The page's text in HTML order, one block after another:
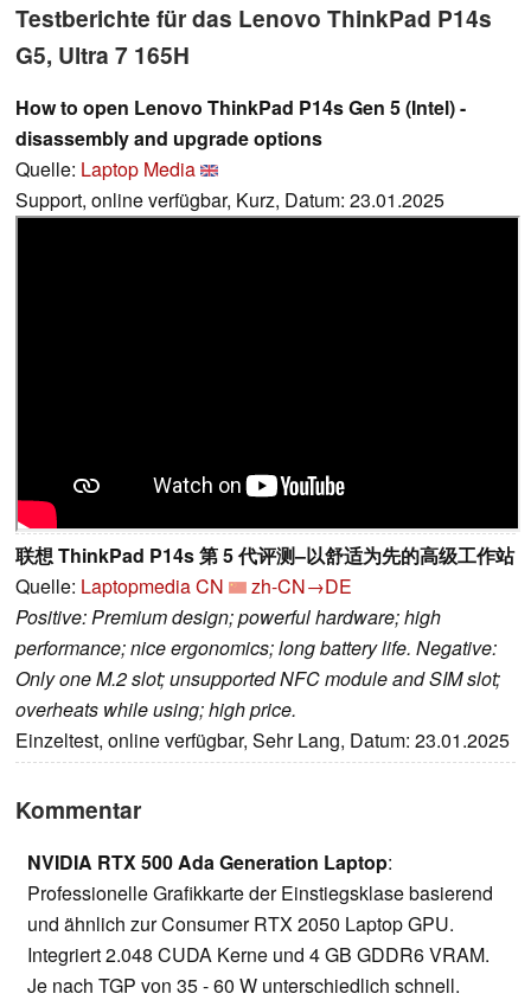
Testberichte für das Lenovo ThinkPad P14s
G5, Ultra 7 165H
How to open Lenovo ThinkPad P14s Gen 5 (Intel) -
disassembly and upgrade options
Quelle: Laptop Media
Support, online verfügbar, Kurz, Datum: 23.01.2025
联想 ThinkPad P14s 第 5 代评测–以舒适为先的高级工作站
Quelle: Laptopmedia CN
zh-CN→DE
Positive: Premium design; powerful hardware; high
performance; nice ergonomics; long battery life. Negative:
Only one M.2 slot; unsupported NFC module and SIM slot;
overheats while using; high price.
Einzeltest, online verfügbar, Sehr Lang, Datum: 23.01.2025
Kommentar
NVIDIA RTX 500 Ada Generation Laptop:
Professionelle Grafikkarte der Einstiegsklase basierend
und ähnlich zur Consumer RTX 2050 Laptop GPU.
Integriert 2.048 CUDA Kerne und 4 GB GDDR6 VRAM.
Je nach TGP von 35 - 60 W unterschiedlich schnell.